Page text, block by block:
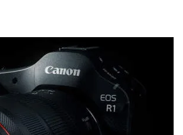
CPZ-120 promění vaši kuchyň na italskou
Co by měli vědět milovníci technologií